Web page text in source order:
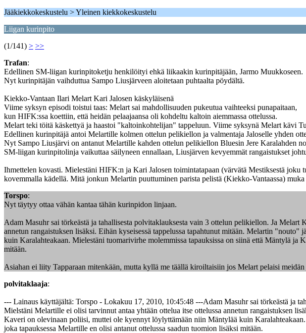
Jääkiekkokeskustelu > Yleinen kiekkokeskustelu
Liigan kurinpito
(1/141) > >>
Trafan:
Edellinen SM-liigan kurinpitoketju henkilöityi ehkä liikaakin kurinpitäjään, Jarmo Muukkoseen.
Nyt kurinpitäjän vaihduttua Sampo Liusjärveen aloitetaan puhtaalta pöydältä.
Kiekko-Vantaan Ilari Melart Kari Jalosen käskyläisenä
Viime syksyn episodi toistui taas: Melart sai mahdollisuuden pukeutua vaihteeksi punapaitaan,
kun HIFK:ssa koettiin, että heidän pelaajaansa oli kohdeltu kaltoin aiemmassa ottelussa.
Melart teki töitä käskettyä ja haastoi "kaltoinkohtelijan" tappeluun. Viime syksynä Melart kävi
Edellinen kurinpitäjä antoi Melartille kolmen ottelun pelikiellon ja valmentaja Jaloselle yhden
Nyt Sampo Liusjärvi on antanut Melartille kahden ottelun pelikiellon Bluesin Jere Karalahden
SM-liigan kurinpitolinja vaikuttaa säilyneen ennallaan, Liusjärven kevyemmät rangaistukset
Ihmettelen kovasti. Mielestäni HIFK:n ja Kari Jalosen toimintatapaan (värvätä Mestiksestä joku
kovemmalla kädellä. Mitä jonkun Melartin puuttuminen parista pelistä (Kiekko-Vantaassa)
Torspo:
Nyt täytyy ottaa vähän kantaa tähän kurinpidon linjaan.
Adam Masuhr sai törkeästä ja tahallisesta polvitaklauksesta vain 3 ottelun pelikiellon. Ja
annetun rangaistuksen lisäksi. Eihän kyseisessä tappelussa tapahtunut mitään. Melartin
kuin Karalahteakaan. Mielestäni tuomarivirhe molemmissa tapauksissa on siinä että Mäntylä
mitään.
Asiahan ei liity Tapparaan mitenkään, mutta kyllä me täällä kiroiltaisiin jos Melart pelaisi
polvitaklaaja:
--- Lainaus käyttäjältä: Torspo - Lokakuu 17, 2010, 10:45:48 ---Adam Masuhr sai törkeästä ja
Mielstäni Melartille ei olisi tarvinnut antaa yhtään ottelua itse ottelussa annetun rangaistuksen
Kaveri on olevinaan poliisi, muttei ole kyennyt löylyttämään niin Mäntylää kuin
joka tapauksessa Melartille en olisi antanut ottelussa saadun tuomion lisäksi mitään.